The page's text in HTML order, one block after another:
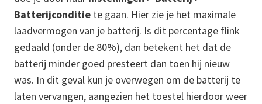
Batterijconditie te gaan. Hier zie je het maximale
laadvermogen van je batterij. Is dit percentage flink
gedaald (onder de 80%), dan betekent het dat de
batterij minder goed presteert dan toen hij nieuw
was. In dit geval kun je overwegen om de batterij te
laten vervangen, aangezien het toestel hierdoor weer